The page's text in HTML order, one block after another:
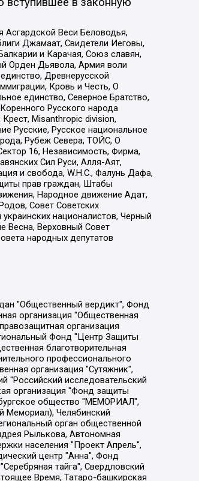
Веси Беловодья,
Джамаат, Свидетели Иеговы,
и Карачая, Союз славян,
Орден Дьявола, Армия воли
Древнерусской
Кровь и Честь, О
единство, Северное Братство,
Русского народа
Misanthropic division,
Русские, Русское национальное
Рубеж Севера, ТОЙС, О
16, Независимость, Фирма,
Сил Руси, Алля-Аят,
и свобода, W.H.С., Фалунь Дафа,
прав граждан, Штабы
Народное движение Адат,
Совет Советских
националистов, Черный
Весна, Верховный Совет
народных депутатов
Дмитрий Викторович, Красноярская региональная общественная организация поддержки и развития альтернативных образовательных технологий и межкультурных коммуникаций "ИНТЕРРА", Маяковская Екатерина Алексеевна, Фейгин Марк Захарович, Филимонов Андрей Викторович, Дзугкоева Регина Николаевна, Доброхотов Роман Александрович, Дудь Юрий Александрович, Елкин Сергей Владимирович, Кругликов Кирилл Игоревич, Сабунаева Мария Леонидовна, Семенов Алексей Владимирович, Шаинян Карен Багратович, Шульман Екатерина Михайловна, Асафьев Артур Валерьевич, Вахштайн Виктор Семенович, Венедиктов Алексей Алексеевич, Лушникова Екатерина Евгеньевна, Волков Леонид Михайлович, Невзоров Александр Глебович, Пархоменко Сергей Борисович, Сироткин Ярослав Николаевич, Кара-Мурза Владимир Владимирович, Баранова Наталья Владимировна, Гозман Леонид Яковлевич, Кагарлицкий Борис Юльевич, Климарев Михаил Валерьевич, Милов Владимир Станиславович, Автономная некоммерческая организация Краснодарский центр современного искусства "Типография", Моргенштерн Алишер Тагирович, Соболь Любовь Эдуардовна, Общество с ограниченной ответственностью "ЛИЗА НОРМ", Каспаров Гарри Кимович, Ходорковский Михаил Борисович, Общество с ограниченной ответственностью "Апрельские тезисы", Данилович Ирина Брониславовна, Кашин Олег Владимирович, Петров Николай Владимирович, Пивоваров Алексей Владимирович, Соколов Михаил Владимирович, Цветкова Юлия Владимировна, Чичваркин Евгений Александрович, Комитет против пыток/Команда против пыток, Общество с ограниченной ответственностью "Первый научный", Общество с ограниченной ответственностью "Вертолет и ко", Белоцерковская Вероника Борисовна, Кац Максим Евгеньевич, Лазарева Татьяна Юрьевна, Шаведдинов Руслан Табризович, Яшин Илья Валерьевич, Общество с ограниченной ответственностью "Иноагент ААВ", Алешковский Дмитрий Петрович, Альбац Евгения Марковна, Быков Дмитрий Львович, Галямина Юлия Евгеньевна, Лойко Сергей Леонидович, Мартынов Кирилл Константинович, Медведев Сергей Александрович, Крашенинников Федор Геннадиевич, Гордеева Катерина Вл